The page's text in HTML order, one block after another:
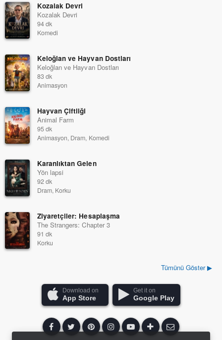
Kozalak Devri
Kozalak Devri
94 dk
Komedi
Keloğlan ve Hayvan Dostları
Keloğlan ve Hayvan Dostları
83 dk
Animasyon
Hayvan Çiftliği
Animal Farm
95 dk
Animasyon, Dram, Komedi
Karanlıktan Gelen
Yön lapsi
92 dk
Dram, Korku
Ziyaretçiler: Hesaplaşma
The Strangers: Chapter 3
91 dk
Korku
Tümünü Göster ▶
Download on
App Store
Get it on
Google Play